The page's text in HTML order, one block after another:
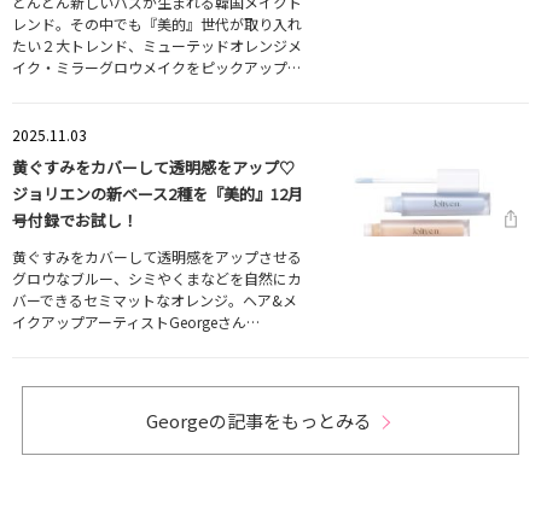
レンド。その中でも『美的』世代が取り入れ
たい２大トレンド、ミューテッドオレンジメ
イク・ミラーグロウメイクをピックアップ…
2025.11.03
黄ぐすみをカバーして透明感をアップ♡
ジョリエンの新ベース2種を『美的』12月
号付録でお試し！
黄ぐすみをカバーして透明感をアップさせる
グロウなブルー、シミやくまなどを自然にカ
バーできるセミマットなオレンジ。ヘア&メ
イクアップアーティストGeorgeさん…
Georgeの記事をもっとみる